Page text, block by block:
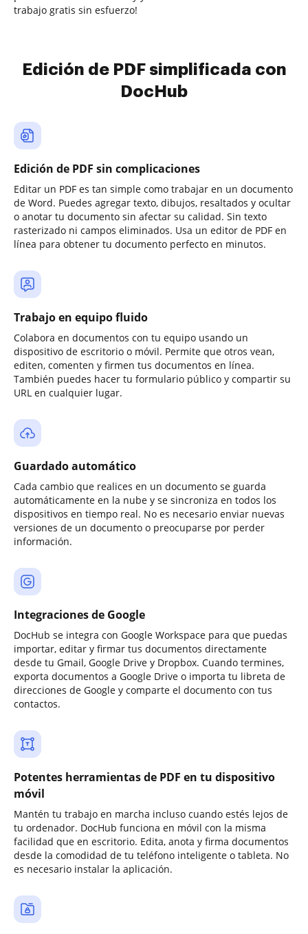
trabajo gratis sin esfuerzo!
Edición de PDF simplificada con
DocHub
Edición de PDF sin complicaciones
Editar un PDF es tan simple como trabajar en un documento
de Word. Puedes agregar texto, dibujos, resaltados y ocultar
o anotar tu documento sin afectar su calidad. Sin texto
rasterizado ni campos eliminados. Usa un editor de PDF en
línea para obtener tu documento perfecto en minutos.
Trabajo en equipo fluido
Colabora en documentos con tu equipo usando un
dispositivo de escritorio o móvil. Permite que otros vean,
editen, comenten y firmen tus documentos en línea.
También puedes hacer tu formulario público y compartir su
URL en cualquier lugar.
Guardado automático
Cada cambio que realices en un documento se guarda
automáticamente en la nube y se sincroniza en todos los
dispositivos en tiempo real. No es necesario enviar nuevas
versiones de un documento o preocuparse por perder
información.
Integraciones de Google
DocHub se integra con Google Workspace para que puedas
importar, editar y firmar tus documentos directamente
desde tu Gmail, Google Drive y Dropbox. Cuando termines,
exporta documentos a Google Drive o importa tu libreta de
direcciones de Google y comparte el documento con tus
contactos.
Potentes herramientas de PDF en tu dispositivo
móvil
Mantén tu trabajo en marcha incluso cuando estés lejos de
tu ordenador. DocHub funciona en móvil con la misma
facilidad que en escritorio. Edita, anota y firma documentos
desde la comodidad de tu teléfono inteligente o tableta. No
es necesario instalar la aplicación.